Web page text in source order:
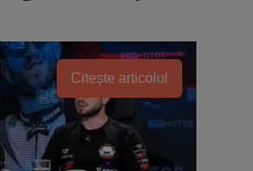
Citește articolul